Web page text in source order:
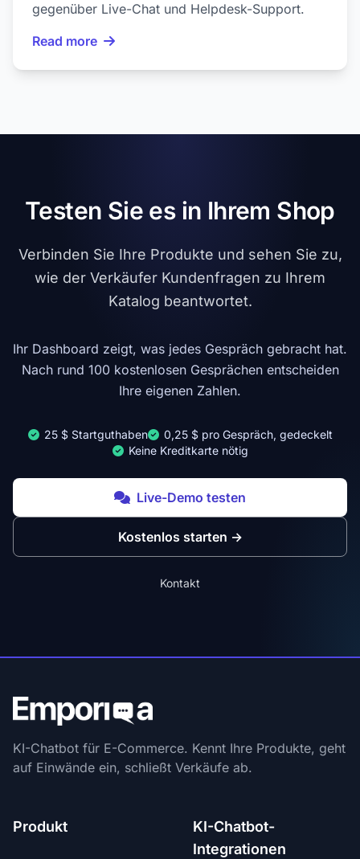
gegenüber Live-Chat und Helpdesk-Support.
Read more
Testen Sie es in Ihrem Shop
Verbinden Sie Ihre Produkte und sehen Sie zu,
wie der Verkäufer Kundenfragen zu Ihrem
Katalog beantwortet.
Ihr Dashboard zeigt, was jedes Gespräch gebracht hat.
Nach rund 100 kostenlosen Gesprächen entscheiden
Ihre eigenen Zahlen.
25 $ Startguthaben
0,25 $ pro Gespräch, gedeckelt
Keine Kreditkarte nötig
Live-Demo testen
Kostenlos starten →
Kontakt
KI-Chatbot für E-Commerce. Kennt Ihre Produkte, geht
auf Einwände ein, schließt Verkäufe ab.
Produkt
KI-Chatbot-
Integrationen